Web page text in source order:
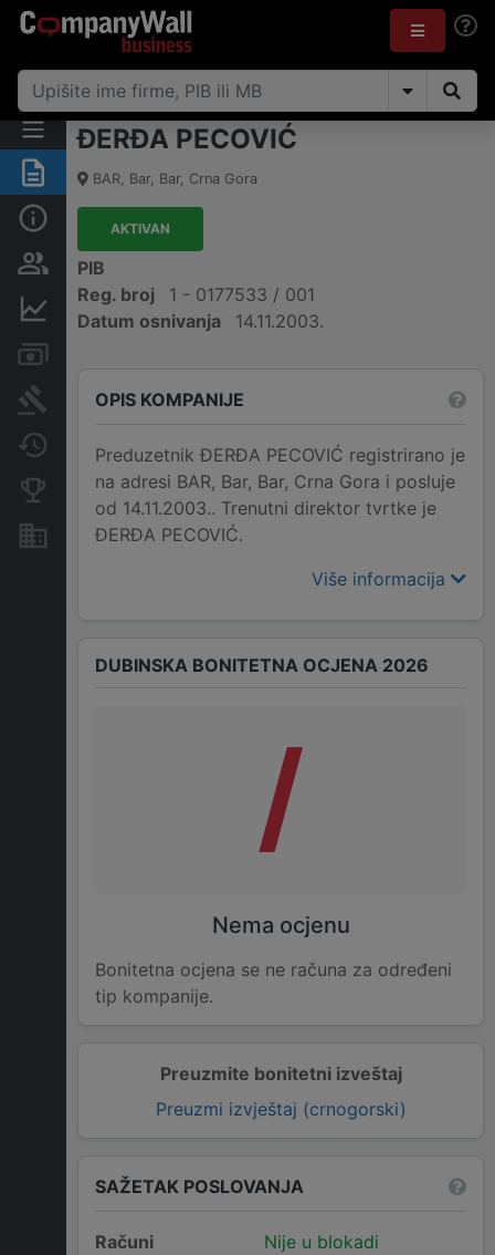
Sažetak
Osobe i vlasništvo
Finansijski podaci
Arhiva sudskih objava
Promjene
Konkurentne kompanije
Nekretnine i imovina
ĐERĐA PECOVIĆ
BAR, Bar, Bar, Crna Gora
AKTIVAN
PIB
Reg. broj
1 - 0177533 / 001
Datum osnivanja
14.11.2003.
OPIS KOMPANIJE
Preduzetnik ĐERĐA PECOVIĆ registrirano je
na adresi BAR, Bar, Bar, Crna Gora i posluje
od 14.11.2003.. Trenutni direktor tvrtke je
ĐERĐA PECOVIĆ.
Više informacija
Preuzmite bonitetni izveštaj
Preuzmi izvještaj (crnogorski)
DUBINSKA BONITETNA OCJENA 2026
/
Nema ocjenu
Bonitetna ocjena se ne računa za određeni
tip kompanije.
SAŽETAK POSLOVANJA
Računi Nije u blokadi